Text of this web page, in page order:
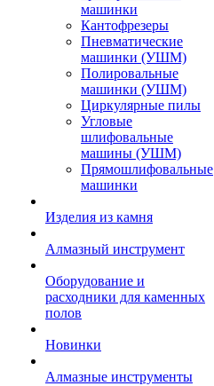
машинки
Кантофрезеры
Пневматические
машинки (УШМ)
Полировальные
машинки (УШМ)
Циркулярные пилы
Угловые
шлифовальные
машины (УШМ)
Прямошлифовальные
машинки
Изделия из камня
Алмазный инструмент
Оборудование и
расходники для каменных
полов
Новинки
Алмазные инструменты